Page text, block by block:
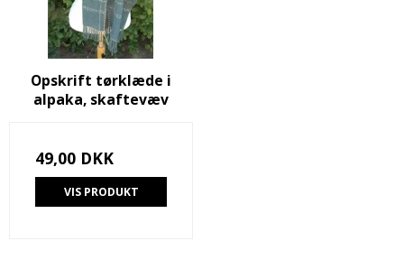
Opskrift tørklæde i
alpaka, skaftevæv
49,00 DKK
VIS PRODUKT